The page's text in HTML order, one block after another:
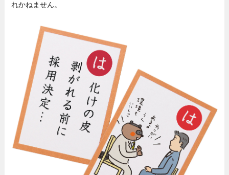
れかねません。